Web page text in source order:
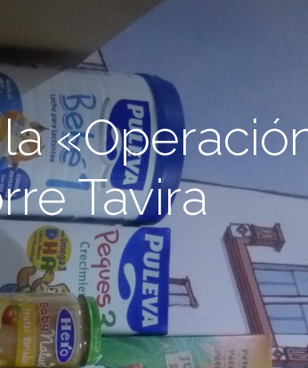
Tavira